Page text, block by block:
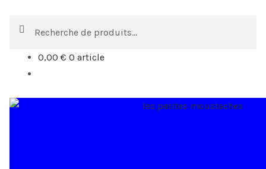
Recherche
0,00 € 0 article
à
au